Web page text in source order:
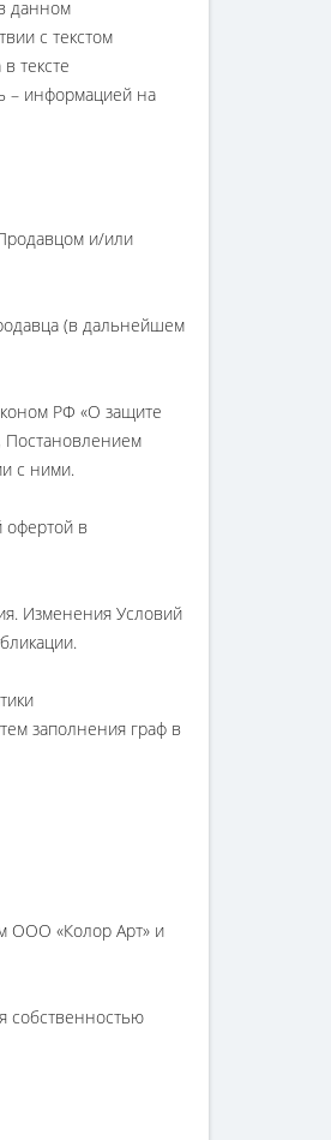
Новинка
80 г/м2) А1
<30%)
230.00 р.
данном
с текстом
тексте
– информацией на
и/или
(в дальнейшем
РФ «О защите
Постановлением
с ними.
офертой в
Изменения Условий
заполнения граф в
ООО «Колор Арт» и
собственностью